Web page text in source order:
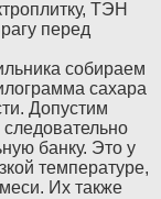
ТЭН
перед
собираем
сахара
Допустим
банку. Это у
температуре,
Их также